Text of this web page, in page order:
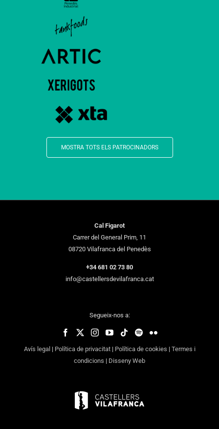
MOSTRA TOTS ELS PATROCINADORS
Cal Figarot
Carrer del General Prim, 11
08720 Vilafranca del Penedès
+34 681 02 73 80
info@castellersdevilafranca.cat
Segueix-nos a:
Avís legal | Política de privacitat| Política de cookies | Termes i
condicions | Disseny Web